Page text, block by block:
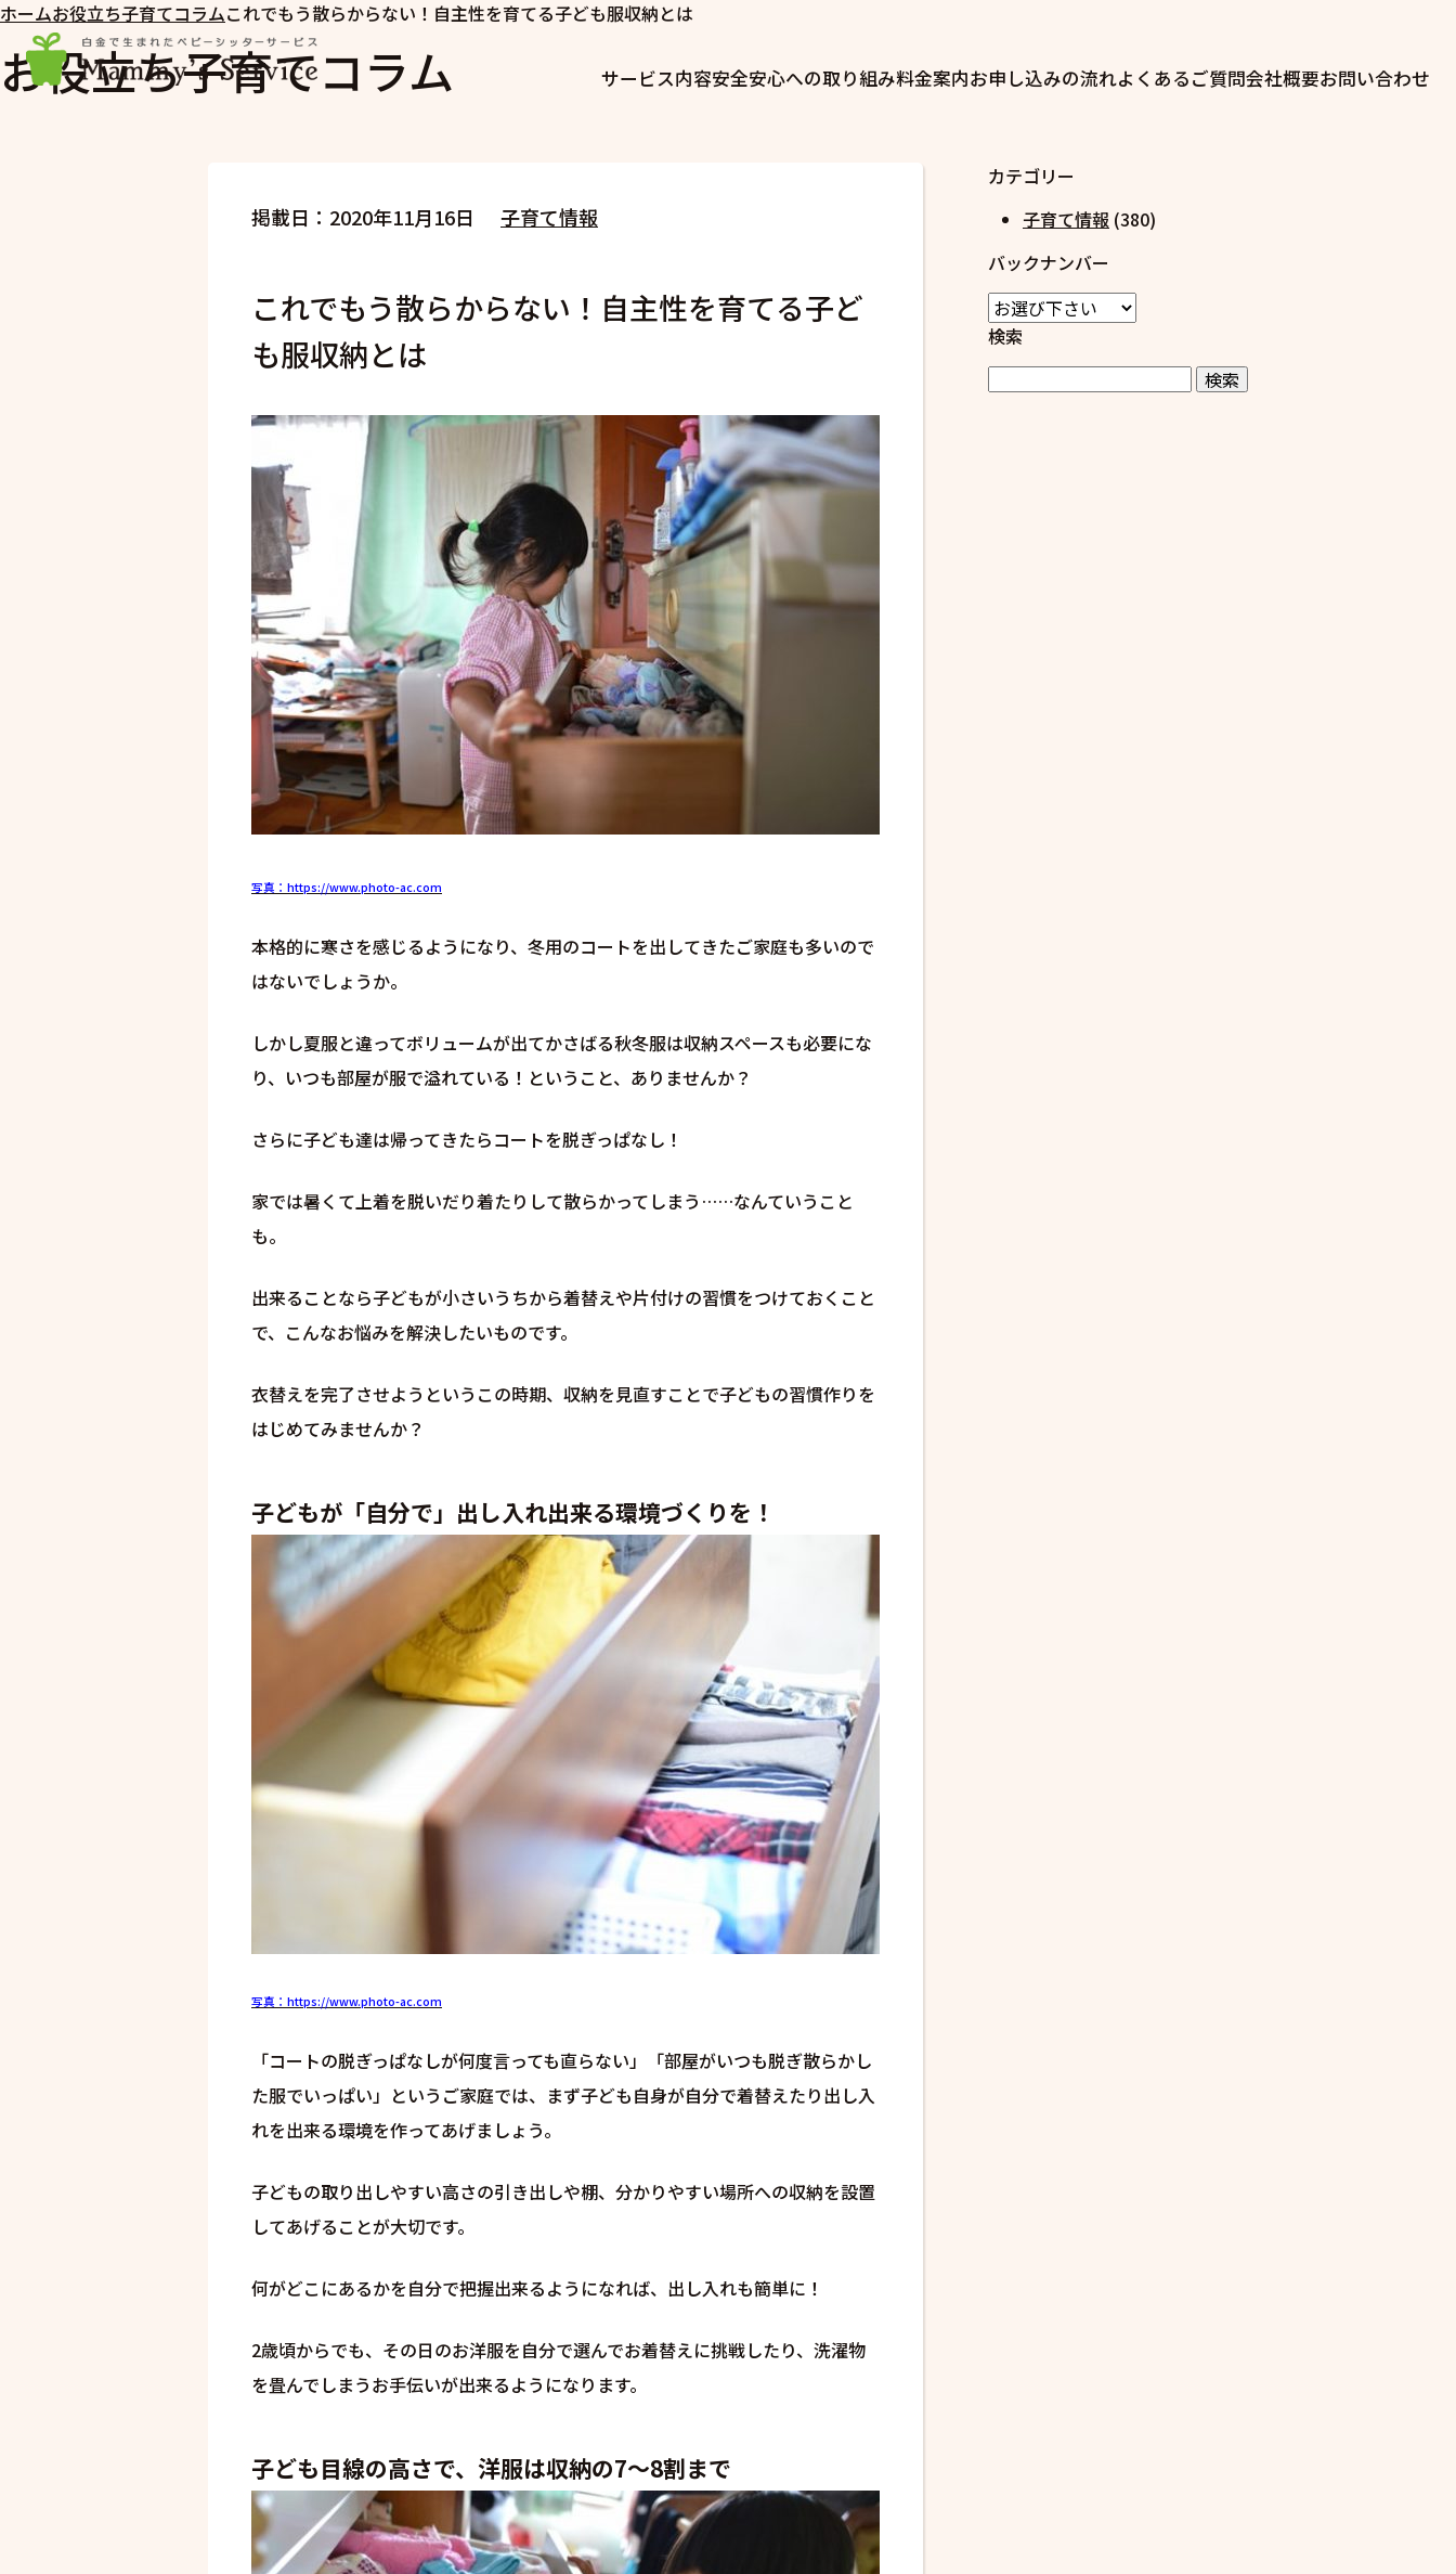
サービス内容安全安心への取り組み料金案内お申し込みの流れよくあるご質問会社概要お問い合わせ
ホームお役立ち子育てコラムこれでもう散らからない！自主性を育てる子ども服収納とは
お役立ち子育てコラム
掲載日：2020年11月16日 子育て情報
これでもう散らからない！自主性を育てる子ど
も服収納とは
写真：https://www.photo-ac.com
本格的に寒さを感じるようになり、冬用のコートを出してきたご家庭も多いので
はないでしょうか。
しかし夏服と違ってボリュームが出てかさばる秋冬服は収納スペースも必要にな
り、いつも部屋が服で溢れている！ということ、ありませんか？
さらに子ども達は帰ってきたらコートを脱ぎっぱなし！
家では暑くて上着を脱いだり着たりして散らかってしまう……なんていうこと
も。
出来ることなら子どもが小さいうちから着替えや片付けの習慣をつけておくこと
で、こんなお悩みを解決したいものです。
衣替えを完了させようというこの時期、収納を見直すことで子どもの習慣作りを
はじめてみませんか？
子どもが「自分で」出し入れ出来る環境づくりを！
写真：https://www.photo-ac.com
「コートの脱ぎっぱなしが何度言っても直らない」「部屋がいつも脱ぎ散らかし
た服でいっぱい」というご家庭では、まず子ども自身が自分で着替えたり出し入
れを出来る環境を作ってあげましょう。
子どもの取り出しやすい高さの引き出しや棚、分かりやすい場所への収納を設置
してあげることが大切です。
何がどこにあるかを自分で把握出来るようになれば、出し入れも簡単に！
2歳頃からでも、その日のお洋服を自分で選んでお着替えに挑戦したり、洗濯物
を畳んでしまうお手伝いが出来るようになります。
子ども目線の高さで、洋服は収納の7〜8割まで
カテゴリー
子育て情報 (380)
バックナンバー
検索